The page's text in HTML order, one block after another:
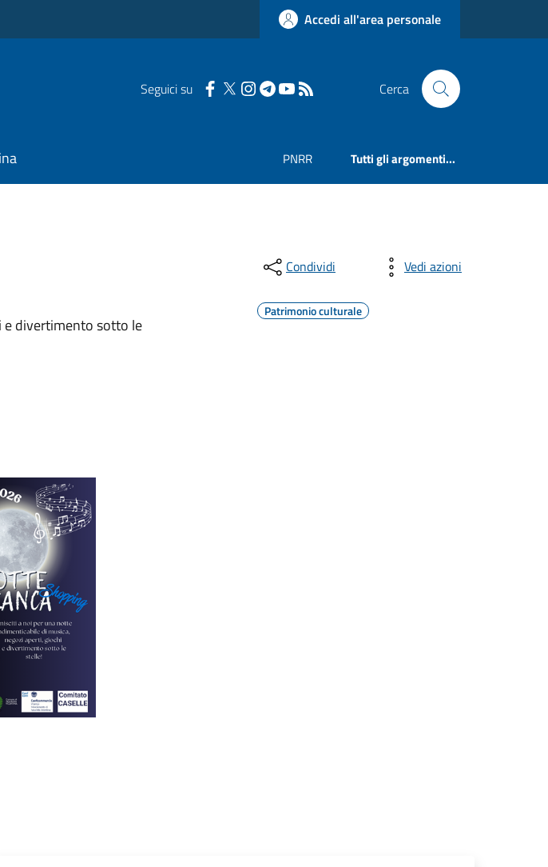
Accedi all'area personale
Seguici su Cerca
PNRR Tutti gli argomenti...
e divertimento sotto le
Condividi Vedi azioni
Patrimonio culturale